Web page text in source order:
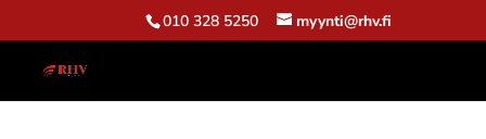
010 328 5250 myynti@rhv.fi